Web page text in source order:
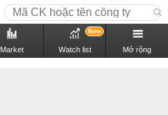
Market Watch list
New
Mở rộng